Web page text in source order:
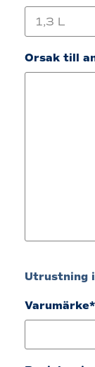
Orsak till
Utrustning
Varumärke*